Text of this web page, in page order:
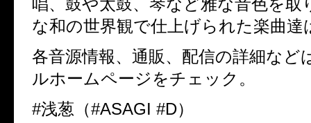
な和の世界観で仕上げられた楽曲達
各音源情報、通販、配信の詳細など
ルホームページをチェック。
#浅葱（#ASAGI #D）